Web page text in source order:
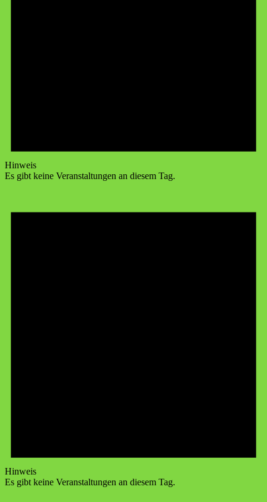
Hinweis
Es gibt keine Veranstaltungen an diesem Tag.
Hinweis
Es gibt keine Veranstaltungen an diesem Tag.